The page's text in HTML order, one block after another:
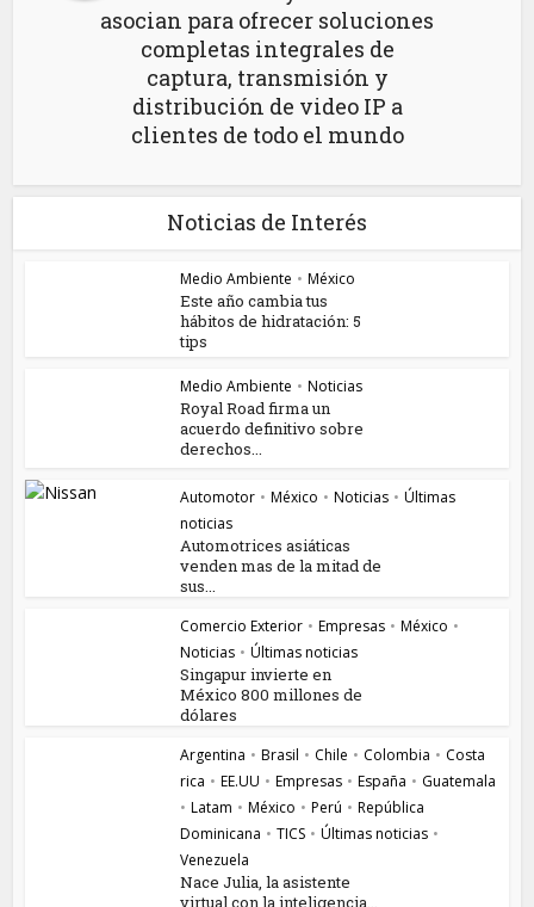
asocian para ofrecer soluciones
completas integrales de
captura, transmisión y
distribución de video IP a
clientes de todo el mundo
Noticias de Interés
Medio Ambiente • México
Este año cambia tus
hábitos de hidratación: 5
tips
Medio Ambiente • Noticias
Royal Road firma un
acuerdo definitivo sobre
derechos...
Automotor • México • Noticias • Últimas
noticias
Automotrices asiáticas
venden mas de la mitad de
sus...
Comercio Exterior • Empresas • México •
Noticias • Últimas noticias
Singapur invierte en
México 800 millones de
dólares
Argentina • Brasil • Chile • Colombia • Costa
rica • EE.UU • Empresas • España • Guatemala
• Latam • México • Perú • República
Dominicana • TICS • Últimas noticias •
Venezuela
Nace Julia, la asistente
virtual con la inteligencia...